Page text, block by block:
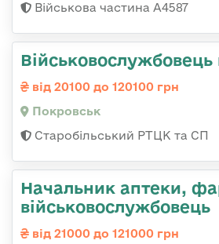
Військова частина А4587
Військовослужбовець
від 20100 до 120100 грн
Покровськ
Старобільський РТЦК та СП
Начальник аптеки,
військовослужбовець
від 21000 до 121000 грн